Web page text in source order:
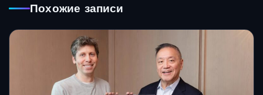
Похожие записи